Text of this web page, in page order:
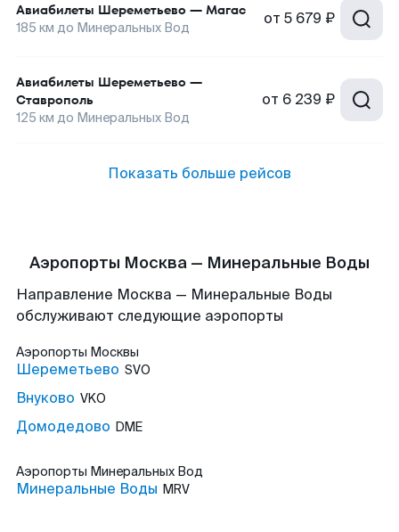
Авиабилеты Шереметьево — Магас
185 км до Минеральных Вод от 5 679 ₽
Авиабилеты Шереметьево —
Ставрополь
125 км до Минеральных Вод
от 6 239 ₽
Показать больше рейсов
Аэропорты Москва — Минеральные Воды
Направление Москва — Минеральные Воды
обслуживают следующие аэропорты
Аэропорты Москвы
Шереметьево SVO
Внуково VKO
Домодедово DME
Аэропорты Минеральных Вод
Минеральные Воды MRV